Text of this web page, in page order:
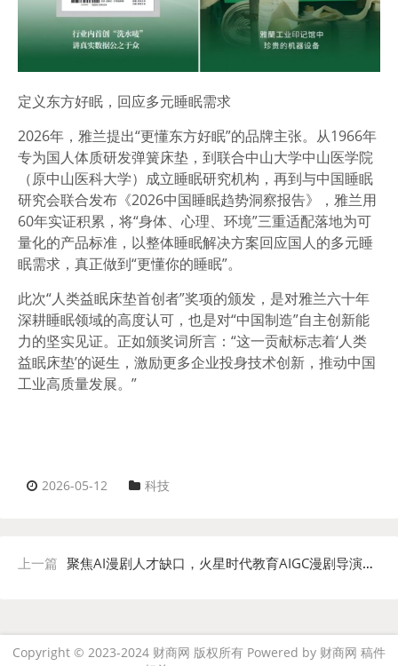
定义东方好眠，回应多元睡眠需求
2026年，雅兰提出“更懂东方好眠”的品牌主张。从1966年
专为国人体质研发弹簧床垫，到联合中山大学中山医学院
（原中山医科大学）成立睡眠研究机构，再到与中国睡眠
研究会联合发布《2026中国睡眠趋势洞察报告》，雅兰用
60年实证积累，将“身体、心理、环境”三重适配落地为可
量化的产品标准， 以整体睡眠解决方案回应国人的多元睡
眠需求，真正做到“更懂你的睡眠”。
此次“人类益眠床垫首创者”奖项的颁发，是对雅兰六十年
深耕睡眠领域的高度认可，也是对“中国制造”自主创新能
力的坚实见证。正如颁奖词所言：“这一贡献标志着‘人类
益眠床垫’的诞生，激励更多企业投身技术创新，推动中国
工业高质量发展。”
2026-05-12 科技
上一篇 聚焦AI漫剧人才缺口，火星时代教育AIGC漫剧导演新一期开班
Copyright © 2023-2024 财商网 版权所有 Powered by 财商网 稿件